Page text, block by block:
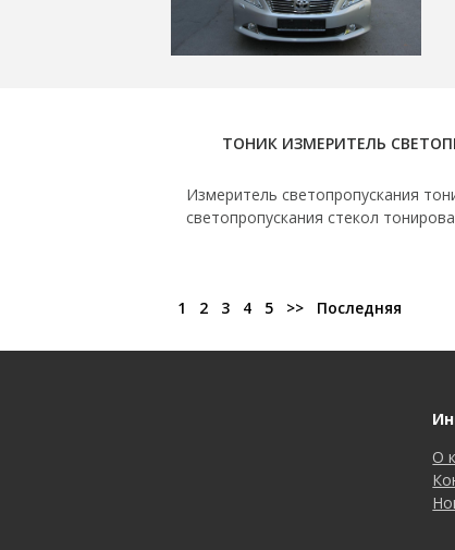
ТОНИК ИЗМЕРИТЕЛЬ
Измеритель светопропускания
светопропускания стекол
1 2 3 4 5 >> Последняя
О